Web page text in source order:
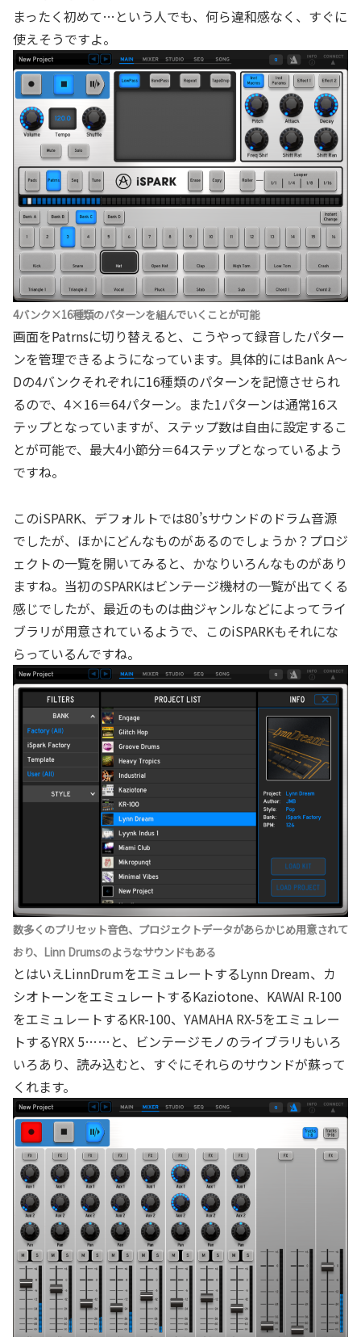
まったく初めて…という人でも、何ら違和感なく、すぐに
使えそうですよ。
4バンク×16種類のパターンを組んでいくことが可能
画面をPatrnsに切り替えると、こうやって録音したパター
ンを管理できるようになっています。具体的にはBank A～
Dの4バンクそれぞれに16種類のパターンを記憶させられ
るので、4×16＝64パターン。また1パターンは通常16ス
テップとなっていますが、ステップ数は自由に設定するこ
とが可能で、最大4小節分＝64ステップとなっているよう
ですね。
このiSPARK、デフォルトでは80’sサウンドのドラム音源
でしたが、ほかにどんなものがあるのでしょうか？プロジ
ェクトの一覧を開いてみると、かなりいろんなものがあり
ますね。当初のSPARKはビンテージ機材の一覧が出てくる
感じでしたが、最近のものは曲ジャンルなどによってライ
ブラリが用意されているようで、このiSPARKもそれにな
らっているんですね。
数多くのプリセット音色、プロジェクトデータがあらかじめ用意されて
おり、Linn Drumsのようなサウンドもある
とはいえLinnDrumをエミュレートするLynn Dream、カ
シオトーンをエミュレートするKaziotone、KAWAI R-100
をエミュレートするKR-100、YAMAHA RX-5をエミュレー
トするYRX 5……と、ビンテージモノのライブラリもいろ
いろあり、読み込むと、すぐにそれらのサウンドが蘇って
くれます。